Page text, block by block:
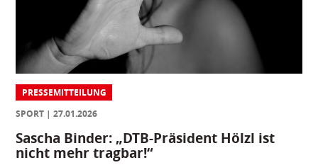
PRESSEMITTEILUNG
SPORT
27.01.2026
Sascha Binder: „DTB-Präsident Hölzl ist
nicht mehr tragbar!“